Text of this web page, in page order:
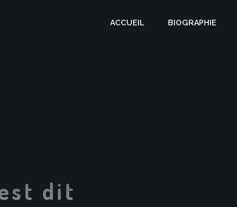
ACCUEIL BIOGRAPHIE
dit